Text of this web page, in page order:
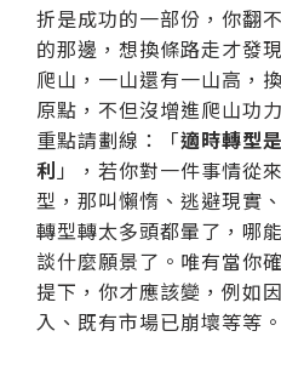
折是成功的一部份，你翻
的那邊，想換條路走才發
爬山，一山還有一山高，
原點，不但沒增進爬山功
重點請劃線：「適時轉型
利」，若你對一件事情從
型，那叫懶惰、逃避現實
轉型轉太多頭都暈了，哪
談什麼願景了。唯有當你
提下，你才應該變，例如
入、既有市場已崩壞等等。